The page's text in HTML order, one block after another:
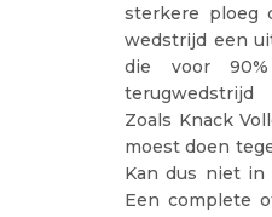
sterkere ploeg
wedstrijd een
die voor
Zoals Knack
moest doen
Kan dus niet in
Een complete